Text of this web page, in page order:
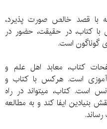
با قصد خالص صورت پذیرد،
با کتاب، در حقیقت، حضور در
گوناگون است.
کتاب، معابد اهل علم و
است. هرکس با کتاب و
است. کتاب، می‏تواند در راه
بنیادین ایفا کند و به مطالعه